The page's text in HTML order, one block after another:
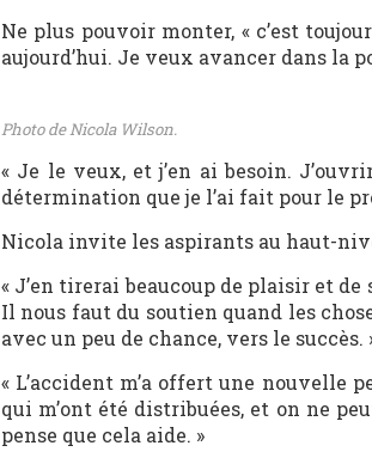
Ne plus pouvoir monter, « c’est
aujourd’hui. Je veux avancer dans la
Photo de Nicola Wilson.
« Je le veux, et j’en ai besoin.
détermination que je l’ai fait pour le
Nicola invite les aspirants au haut-
« J’en tirerai beaucoup de plaisir et
Il nous faut du soutien quand les
avec un peu de chance, vers le succès.
« L’accident m’a offert une nouvelle
qui m’ont été distribuées, et on ne
pense que cela aide. »